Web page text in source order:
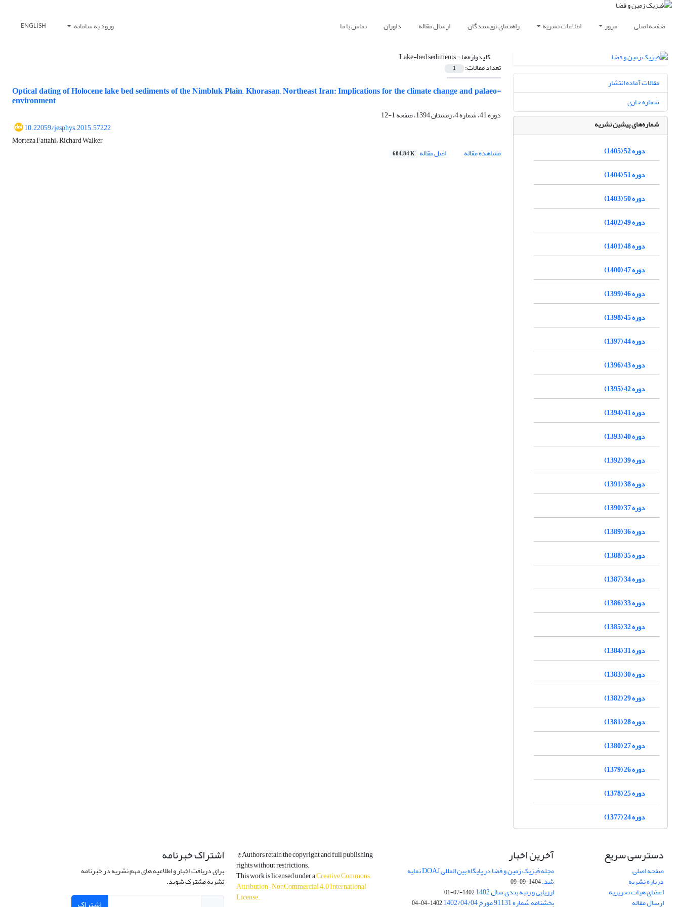
صفحه اصلی مرور اطلاعات نشریه راهنمای نویسندگان ارسال مقاله داوران تماس با ما ورود به سامانه ENGLISH
کلیدواژه‌ها =Lake-bed sediments
تعداد مقالات: 1
Optical dating of Holocene lake bed sediments of the Nimbluk Plain, Khorasan, Northeast Iran: Implications for the climate change and palaeo-
environment
دوره 41، شماره 4، زمستان 1394، صفحه
1-12
10.22059/jesphys.2015.57222
Morteza Fattahi، Richard Walker
مشاهده مقاله
اصل مقاله 604.84 K
مقالات آماده انتشار
شماره جاری
شماره‌های پیشین نشریه
دوره 52 (1405)
دوره 51 (1404)
دوره 50 (1403)
دوره 49 (1402)
دوره 48 (1401)
دوره 47 (1400)
دوره 46 (1399)
دوره 45 (1398)
دوره 44 (1397)
دوره 43 (1396)
دوره 42 (1395)
دوره 41 (1394)
دوره 40 (1393)
دوره 39 (1392)
دوره 38 (1391)
دوره 37 (1390)
دوره 36 (1389)
دوره 35 (1388)
دوره 34 (1387)
دوره 33 (1386)
دوره 32 (1385)
دوره 31 (1384)
دوره 30 (1383)
دوره 29 (1382)
دوره 28 (1381)
دوره 27 (1380)
دوره 26 (1379)
دوره 25 (1378)
دوره 24 (1377)
دسترسی سریع
صفحه اصلی
درباره نشریه
اعضای هیات تحریریه
ارسال مقاله
آخرین اخبار
مجله فیزیک زمین و فضا در پایگاه بین المللی DOAJ نمایه
شد.1404-09-09
ارزیابی و رتبه بندی سال 1402 1402-07-01
بخشنامه شماره 91131 مورخ 1402/04/04 1402-04-04
© Authors retain the copyright and full publishing
rights without restrictions.
This work is licensed under aCreative Commons
Attribution-NonCommercial 4.0 International
License.
اشتراک خبرنامه
برای دریافت اخبار و اطلاعیه های مهم نشریه در خبرنامه
نشریه مشترک شوید.